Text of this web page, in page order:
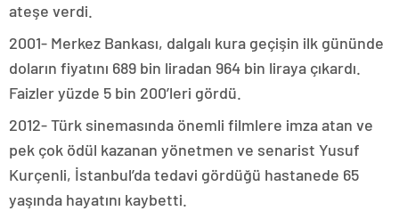
ateşe verdi.
2001- Merkez Bankası, dalgalı kura geçişin ilk gününde
doların fiyatını 689 bin liradan 964 bin liraya çıkardı.
Faizler yüzde 5 bin 200’leri gördü.
2012- Türk sinemasında önemli filmlere imza atan ve
pek çok ödül kazanan yönetmen ve senarist Yusuf
Kurçenli, İstanbul’da tedavi gördüğü hastanede 65
yaşında hayatını kaybetti.